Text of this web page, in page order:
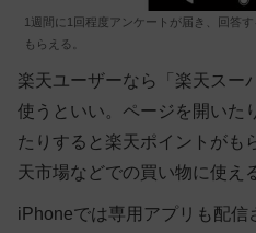
1週間に1回程度アンケートが届き、回答
もらえる。
楽天ユーザーなら「楽天スー
使うといい。ページを開いた
たりすると楽天ポイントがも
天市場などでの買い物に使え
iPhoneでは専用アプリも配信